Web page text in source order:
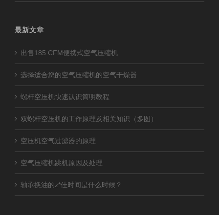
最新文章
出售185 CFM便携式空气压缩机
选择适合您的空气压缩机的空气干燥器
螺杆空压机快速认识简明教程
双螺杆空压机的工作原理及相关知识（多图）
空压机空气过滤器的原理
空气压缩机跳机原因及处理
轴承换油的z*佳时间是什么时候？